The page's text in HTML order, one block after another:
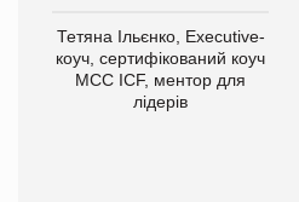
Тетяна Ільєнко, Executive-
коуч, сертифікований коуч
МСС ICF, ментор для
лідерів